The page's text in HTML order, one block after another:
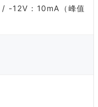
-12V：10mA（峰值